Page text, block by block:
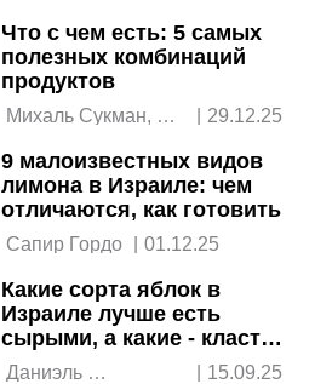
Что с чем есть: 5 самых
полезных комбинаций
продуктов
Михаль Сукман,
диетолог
29.12.25
9 малоизвестных видов
лимона в Израиле: чем
отличаются, как готовить
Сапир Гордо | 01.12.25
Какие сорта яблок в
Израиле лучше есть
сырыми, а какие - класть
в выпечку
Даниэль
| 15.09.25